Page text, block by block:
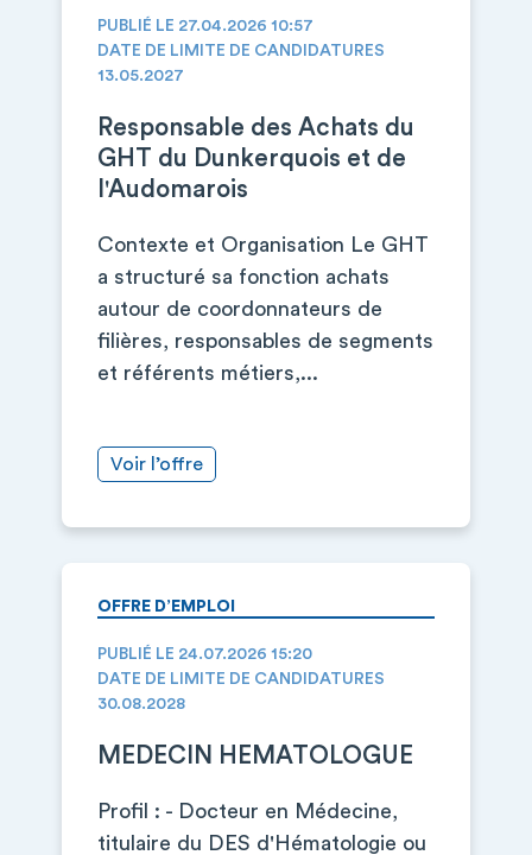
PUBLIÉ LE 27.04.2026 10:57
DATE DE LIMITE DE CANDIDATURES
13.05.2027
Responsable des Achats du
GHT du Dunkerquois et de
l'Audomarois
Contexte et Organisation Le GHT
a structuré sa fonction achats
autour de coordonnateurs de
filières, responsables de segments
et référents métiers,...
Voir l’offre
OFFRE D’EMPLOI
PUBLIÉ LE 24.07.2026 15:20
DATE DE LIMITE DE CANDIDATURES
30.08.2028
MEDECIN HEMATOLOGUE
Profil : - Docteur en Médecine,
titulaire du DES d'Hématologie ou